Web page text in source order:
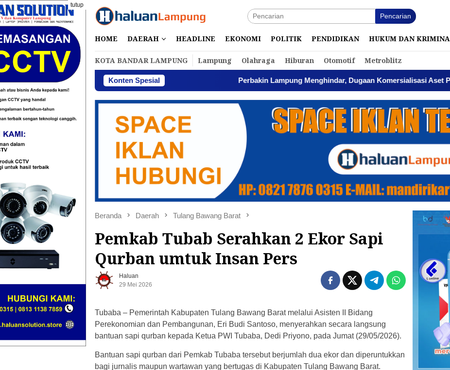
Loncat
ke
konten
tutup
Pencarian
HOME DAERAH HEADLINE EKONOMI POLITIK PENDIDIKAN HUKUM DAN
KOTA BANDAR LAMPUNG Lampung Olahraga Hiburan Otomotif Metroblitz
Konten Spesial Perbakin Lampung Menghindar, Dugaan Komersialisasi Aset Pemprov
Beranda Daerah Tulang Bawang Barat
Pemkab Tubab Serahkan 2 Ekor Sapi
Qurban umtuk Insan Pers
Haluan
29 Mei 2026
Tubaba – Pemerintah Kabupaten Tulang Bawang Barat melalui Asisten II Bidang
Perekonomian dan Pembangunan, Eri Budi Santoso, menyerahkan secara langsung
bantuan sapi qurban kepada Ketua PWI Tubaba, Dedi Priyono, pada Jumat (29/05/2026).
Bantuan sapi qurban dari Pemkab Tubaba tersebut berjumlah dua ekor dan diperuntukkan
bagi jurnalis maupun wartawan yang bertugas di Kabupaten Tulang Bawang Barat.